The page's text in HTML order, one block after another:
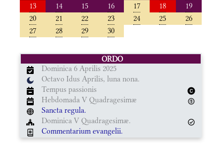
13
14 15 16 17 18
19
20
21 22 23 24 25
26
27
28 29 30
ORDO
Dominica 6 Aprilis 2025
Octavo Idus Aprilis, luna nona.
Tempus passionis
Hebdomada V Quadragesimæ
Sancta regula.
Dominica V Quadragesimæ.
Commentarium evangelii.